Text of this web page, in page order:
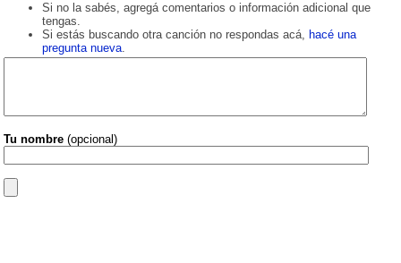
Si no la sabés, agregá comentarios o información adicional que
tengas.
Si estás buscando otra canción no respondas acá, hacé una
pregunta nueva.
Tu nombre (opcional)